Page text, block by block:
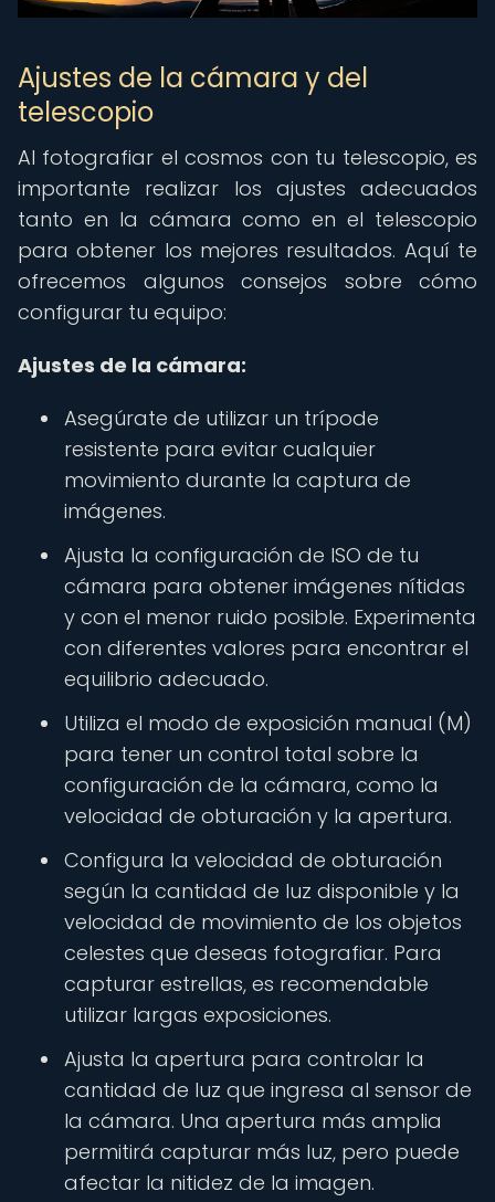
Ajustes de la cámara y del
telescopio
Al fotografiar el cosmos con tu telescopio, es
importante realizar los ajustes adecuados
tanto en la cámara como en el telescopio
para obtener los mejores resultados. Aquí te
ofrecemos algunos consejos sobre cómo
configurar tu equipo:
Ajustes de la cámara:
Asegúrate de utilizar un trípode
resistente para evitar cualquier
movimiento durante la captura de
imágenes.
Ajusta la configuración de ISO de tu
cámara para obtener imágenes nítidas
y con el menor ruido posible. Experimenta
con diferentes valores para encontrar el
equilibrio adecuado.
Utiliza el modo de exposición manual (M)
para tener un control total sobre la
configuración de la cámara, como la
velocidad de obturación y la apertura.
Configura la velocidad de obturación
según la cantidad de luz disponible y la
velocidad de movimiento de los objetos
celestes que deseas fotografiar. Para
capturar estrellas, es recomendable
utilizar largas exposiciones.
Ajusta la apertura para controlar la
cantidad de luz que ingresa al sensor de
la cámara. Una apertura más amplia
permitirá capturar más luz, pero puede
afectar la nitidez de la imagen.